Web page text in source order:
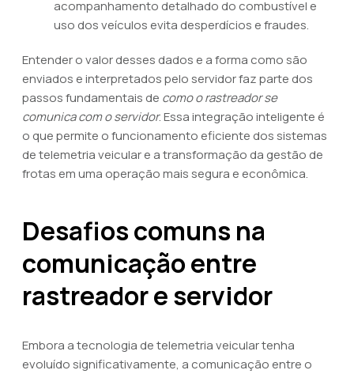
acompanhamento detalhado do combustível e
uso dos veículos evita desperdícios e fraudes.
Entender o valor desses dados e a forma como são
enviados e interpretados pelo servidor faz parte dos
passos fundamentais de como o rastreador se
comunica com o servidor. Essa integração inteligente é
o que permite o funcionamento eficiente dos sistemas
de telemetria veicular e a transformação da gestão de
frotas em uma operação mais segura e econômica.
Desafios comuns na
comunicação entre
rastreador e servidor
Embora a tecnologia de telemetria veicular tenha
evoluído significativamente, a comunicação entre o